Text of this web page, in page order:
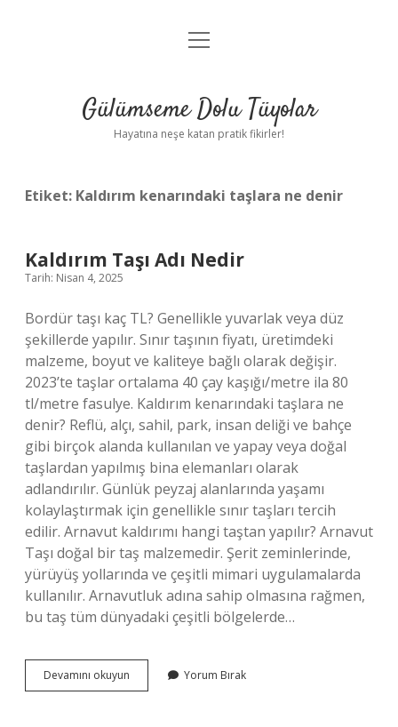
Anasayfa
Yasal Uyarı
menüyü
Gülümseme Dolu Tüyolar
Hayatına neşe katan pratik fikirler!
Etiket: Kaldırım kenarındaki taşlara ne denir
Kaldırım Taşı Adı Nedir
Tarih: Nisan 4, 2025
Bordür taşı kaç TL? Genellikle yuvarlak veya düz
şekillerde yapılır. Sınır taşının fiyatı, üretimdeki
malzeme, boyut ve kaliteye bağlı olarak değişir.
2023’te taşlar ortalama 40 çay kaşığı/metre ila 80
tl/metre fasulye. Kaldırım kenarındaki taşlara ne
denir? Reflü, alçı, sahil, park, insan deliği ve bahçe
gibi birçok alanda kullanılan ve yapay veya doğal
taşlardan yapılmış bina elemanları olarak
adlandırılır. Günlük peyzaj alanlarında yaşamı
kolaylaştırmak için genellikle sınır taşları tercih
edilir. Arnavut kaldırımı hangi taştan yapılır? Arnavut
Taşı doğal bir taş malzemedir. Şerit zeminlerinde,
yürüyüş yollarında ve çeşitli mimari uygulamalarda
kullanılır. Arnavutluk adına sahip olmasına rağmen,
bu taş tüm dünyadaki çeşitli bölgelerde…
Devamını okuyun Kaldırım
Taşı
Yorum Bırak